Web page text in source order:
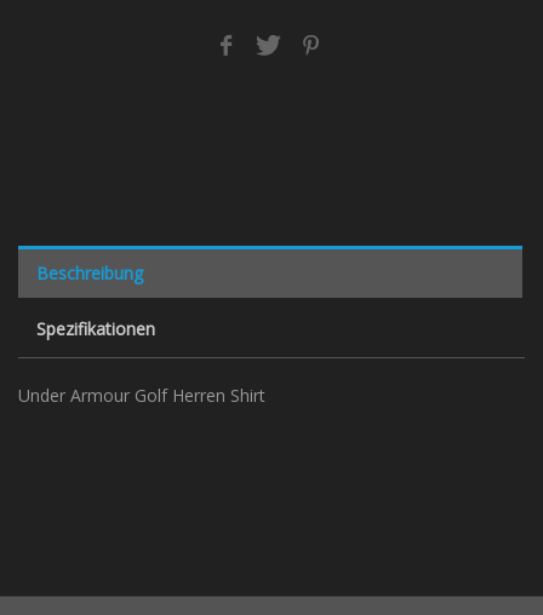
Beschreibung
Spezifikationen
Under Armour Golf Herren Shirt